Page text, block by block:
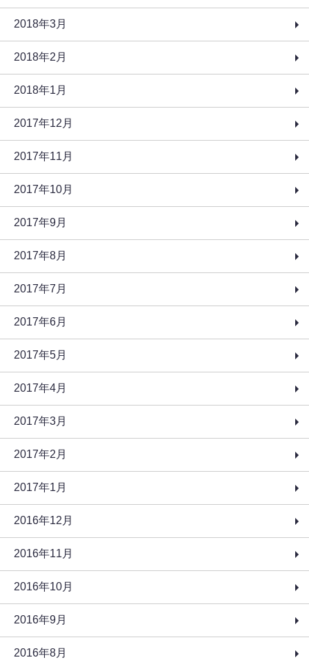
2018年3月
2018年2月
2018年1月
2017年12月
2017年11月
2017年10月
2017年9月
2017年8月
2017年7月
2017年6月
2017年5月
2017年4月
2017年3月
2017年2月
2017年1月
2016年12月
2016年11月
2016年10月
2016年9月
2016年8月